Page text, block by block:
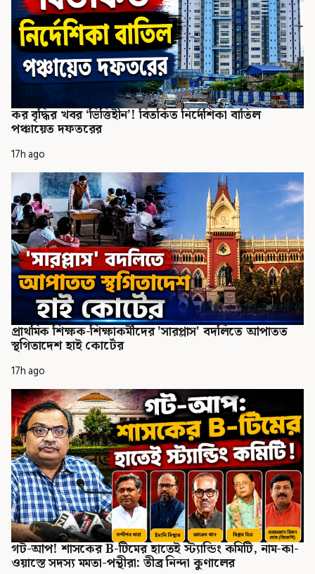
কর বৃদ্ধির খবর ‘ভিত্তিহীন’! বিতর্কিত নির্দেশিকা বাতিল
পঞ্চায়েত দফতরের
17h ago
প্রাথমিক শিক্ষক-শিক্ষাকর্মীদের 'সারপ্লাস' বদলিতে আপাতত
স্থগিতাদেশ হাই কোর্টের
17h ago
গট-আপ! শাসকের B-টিমের হাতেই স্ট্যান্ডিং কমিটি, নাম-কা-
ওয়াস্তে সদস্য মমতা-পন্থীরা: তীব্র নিন্দা কুণালের